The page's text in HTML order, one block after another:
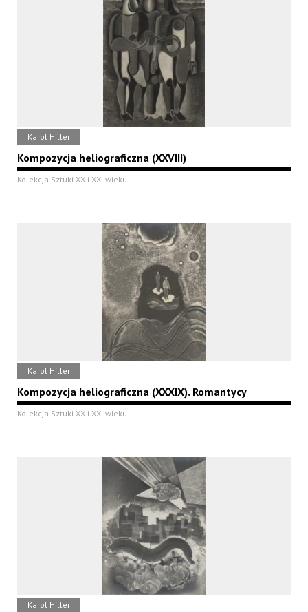
Karol Hiller
Kompozycja heliograficzna (XXVIII)
Kolekcja Sztuki XX i XXI wieku
Karol Hiller
Kompozycja heliograficzna (XXXIX). Romantycy
Kolekcja Sztuki XX i XXI wieku
Karol Hiller